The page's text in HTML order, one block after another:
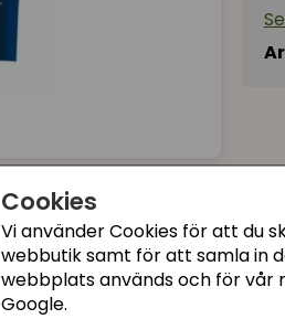
Cookies
Vi använder Cookies för att du
webbutik samt för att samla in
webbplats används och för vår
Google.